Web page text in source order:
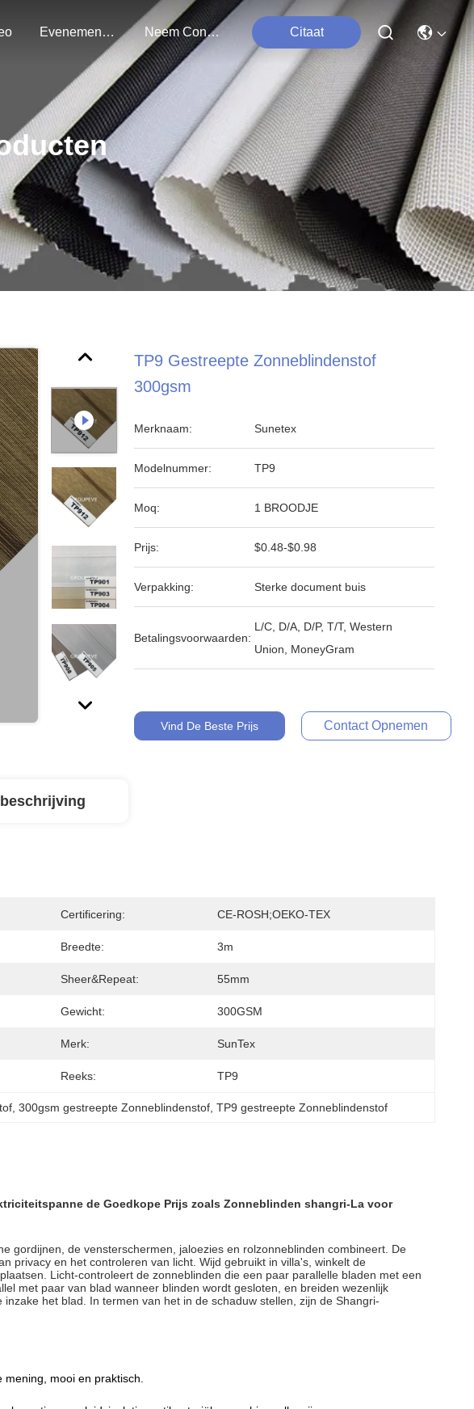
Evenementen Neem Contact Met Ons Op Citaat
TP9 Gestreepte Zonneblindenstof
300gsm
Merknaam: Sunetex
Modelnummer: TP9
Moq: 1 BROODJE
Prijs: $0.48-$0.98
Verpakking: Sterke document buis
Betalingsvoorwaarden:
L/C, D/A, D/P, T/T, Western
Union, MoneyGram
Vind De Beste Prijs Contact Opnemen
Certificering: CE-ROSH;OEKO-TEX
Breedte: 3m
Sheer&Repeat: 55mm
Gewicht: 300GSM
Merk: SunTex
Reeks: TP9
, 300gsm gestreepte Zonneblindenstof , TP9 gestreepte Zonneblindenstof
de Goedkope Prijs zoals Zonneblinden shangri-La voor
gordijnen, de vensterschermen, jaloezies en rolzonneblinden combineert. De
privacy en het controleren van licht. Wijd gebruikt in villa's, winkelt de
Licht-controleert de zonneblinden die een paar parallelle bladen met een
met paar van blad wanneer blinden wordt gesloten, en breiden wezenlijk
het blad. In termen van het in de schaduw stellen, zijn de Shangri-
mooi en praktisch.